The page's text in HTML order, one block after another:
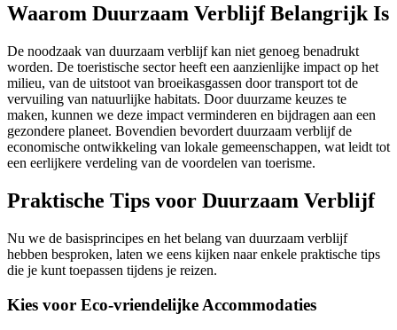
Waarom Duurzaam Verblijf Belangrijk Is
De noodzaak van duurzaam verblijf kan niet genoeg benadrukt
worden. De toeristische sector heeft een aanzienlijke impact op het
milieu, van de uitstoot van broeikasgassen door transport tot de
vervuiling van natuurlijke habitats. Door duurzame keuzes te
maken, kunnen we deze impact verminderen en bijdragen aan een
gezondere planeet. Bovendien bevordert duurzaam verblijf de
economische ontwikkeling van lokale gemeenschappen, wat leidt tot
een eerlijkere verdeling van de voordelen van toerisme.
Praktische Tips voor Duurzaam Verblijf
Nu we de basisprincipes en het belang van duurzaam verblijf
hebben besproken, laten we eens kijken naar enkele praktische tips
die je kunt toepassen tijdens je reizen.
Kies voor Eco-vriendelijke Accommodaties